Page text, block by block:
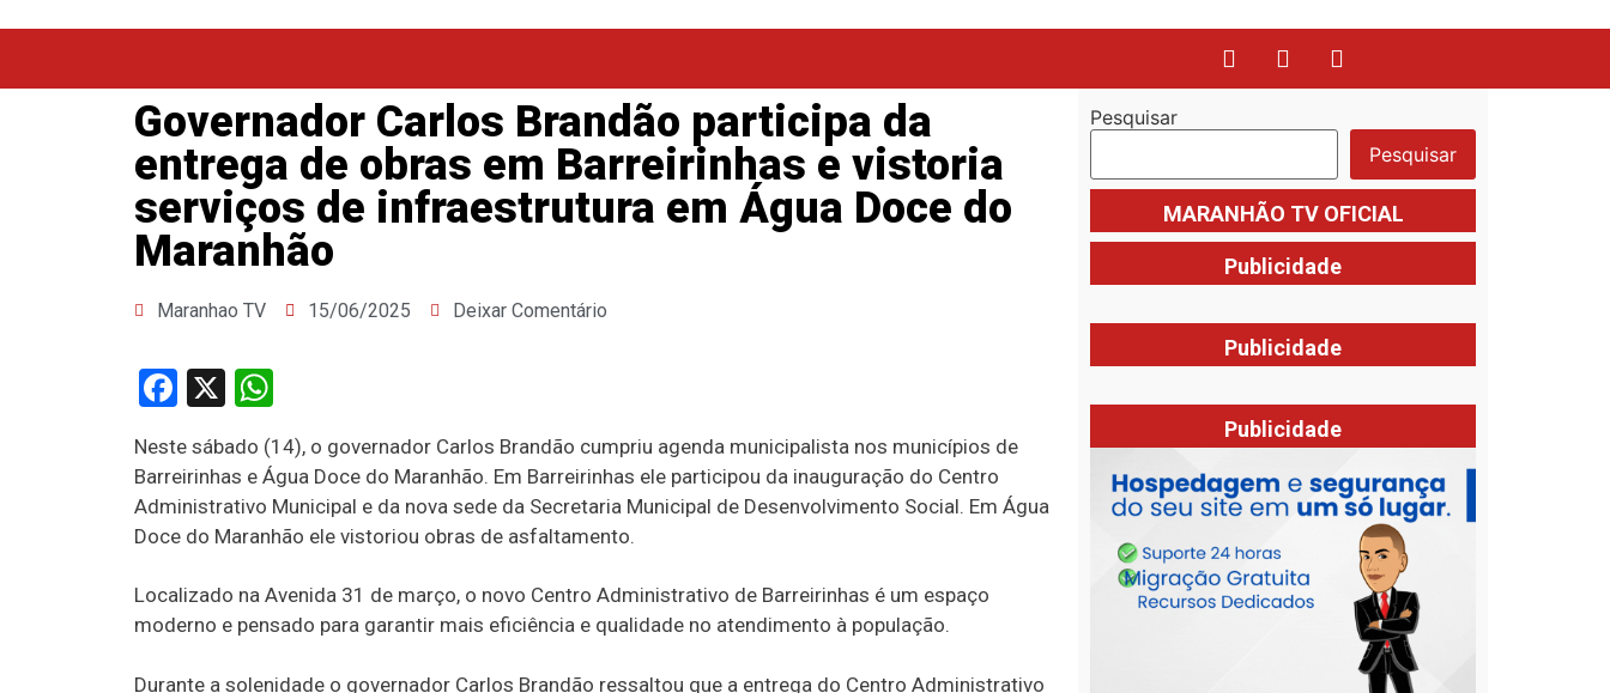
Governador Carlos Brandão participa da
entrega de obras em Barreirinhas e vistoria
serviços de infraestrutura em Água Doce do
Maranhão
Maranhao TV 15/06/2025 Deixar Comentário
Facebook
X
Neste sábado (14), o governador Carlos Brandão cumpriu agenda municipalista nos municípios de
Barreirinhas e Água Doce do Maranhão. Em Barreirinhas ele participou da inauguração do Centro
Administrativo Municipal e da nova sede da Secretaria Municipal de Desenvolvimento Social. Em Água
Doce do Maranhão ele vistoriou obras de asfaltamento.
Localizado na Avenida 31 de março, o novo Centro Administrativo de Barreirinhas é um espaço
moderno e pensado para garantir mais eficiência e qualidade no atendimento à população.
Durante a solenidade o governador Carlos Brandão ressaltou que a entrega do Centro Administrativo
Pesquisar
Pesquisar
MARANHÃO TV OFICIAL
Publicidade
Publicidade
Publicidade